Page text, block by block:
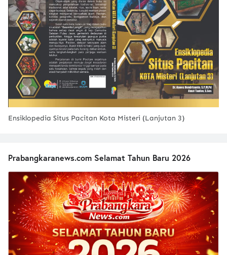
Ensiklopedia Situs Pacitan Kota Misteri (Lanjutan 3)
Prabangkaranews.com Selamat Tahun Baru 2026